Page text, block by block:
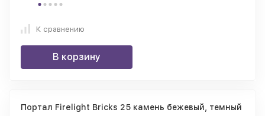
К сравнению
В корзину
Портал Firelight Bricks 25 камень бежевый, темный